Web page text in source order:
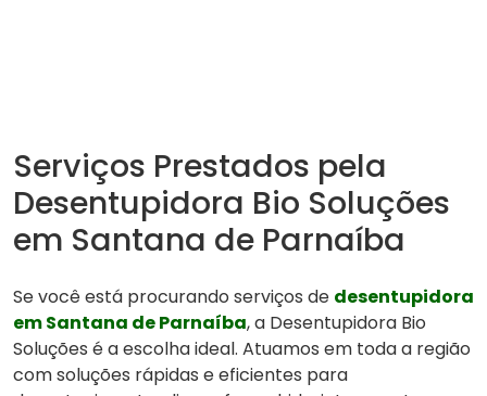
Serviços Prestados pela
Desentupidora Bio Soluções
em Santana de Parnaíba
Se você está procurando serviços de desentupidora
em Santana de Parnaíba, a Desentupidora Bio
Soluções é a escolha ideal. Atuamos em toda a região
com soluções rápidas e eficientes para